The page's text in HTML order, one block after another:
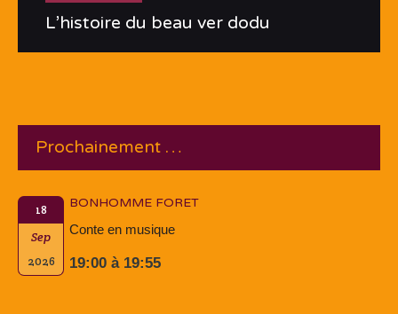
L’histoire du beau ver dodu
Prochainement …
18
Sep
2026
BONHOMME FORET
Conte en musique
19:00 à 19:55